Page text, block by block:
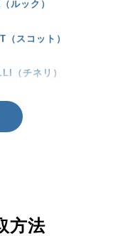
ルック）
（スコット）
（チネリ）
方法